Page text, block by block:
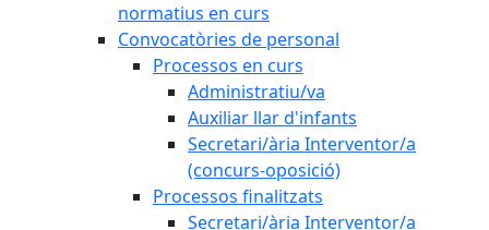
normatius en curs
Convocatòries de personal
Processos en curs
Administratiu/va
Auxiliar llar d'infants
Secretari/ària Interventor/a
(concurs-oposició)
Processos finalitzats
Secretari/ària Interventor/a